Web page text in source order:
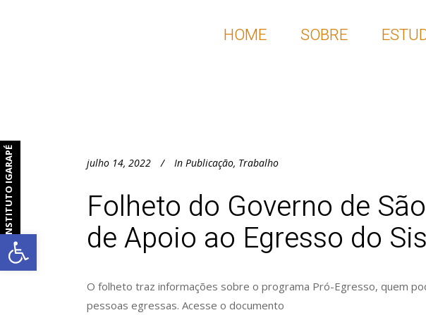
INSTITUTO IGARAPÉ
HOME SOBRE
julho 14, 2022 In Publicação, Trabalho
Folheto do Governo de
de Apoio ao Egresso do
O folheto traz informações sobre o programa Pró-Egresso, quem
pessoas egressas. Acesse o documento
Barra de Ferramentas Aberta